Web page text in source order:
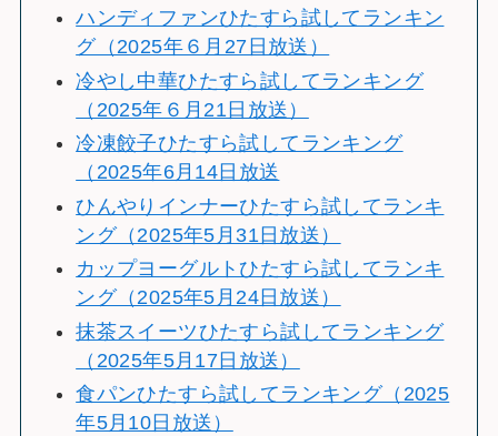
ハンディファンひたすら試してランキン
グ（2025年６月27日放送）
冷やし中華ひたすら試してランキング
（2025年６月21日放送）
冷凍餃子ひたすら試してランキング
（2025年6月14日放送
ひんやりインナーひたすら試してランキ
ング（2025年5月31日放送）
カップヨーグルトひたすら試してランキ
ング（2025年5月24日放送）
抹茶スイーツひたすら試してランキング
（2025年5月17日放送）
食パンひたすら試してランキング（2025
年5月10日放送）